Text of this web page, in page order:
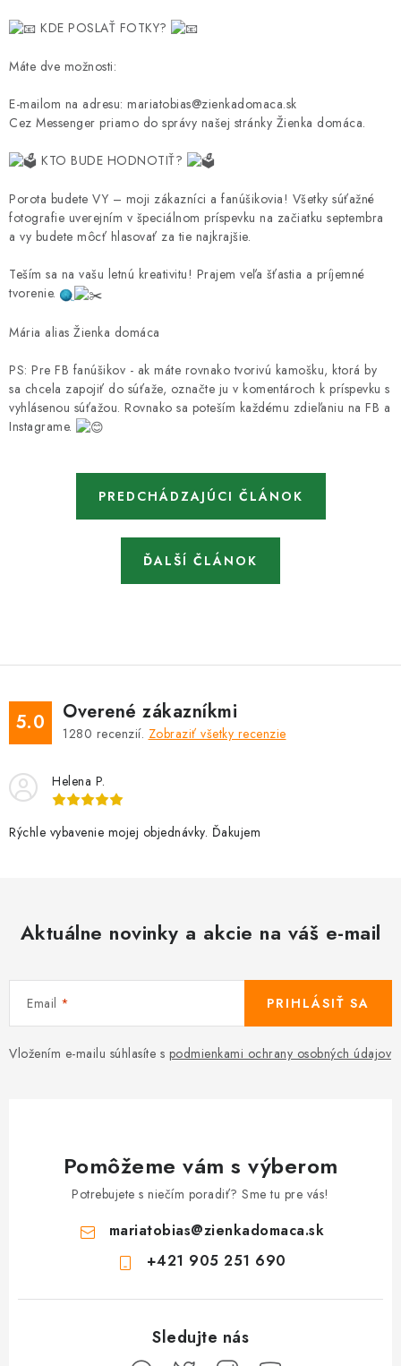
KDE POSLAŤ FOTKY?
Máte dve možnosti:
E-mailom na adresu: mariatobias@zienkadomaca.sk
Cez Messenger priamo do správy našej stránky Žienka domáca.
KTO BUDE HODNOTIŤ?
Porota budete VY – moji zákazníci a fanúšikovia! Všetky súťažné
fotografie uverejním v špeciálnom príspevku na začiatku septembra
a vy budete môcť hlasovať za tie najkrajšie.
Teším sa na vašu letnú kreativitu! Prajem veľa šťastia a príjemné
tvorenie.
Mária alias Žienka domáca
PS: Pre FB fanúšikov - ak máte rovnako tvorivú kamošku, ktorá by
sa chcela zapojiť do súťaže, označte ju v komentároch k príspevku s
vyhlásenou súťažou. Rovnako sa poteším každému zdieľaniu na FB a
Instagrame.
PREDCHÁDZAJÚCI ČLÁNOK
ĎALŠÍ ČLÁNOK
5.0 Overené zákazníkmi
1280 recenzií. Zobraziť všetky recenzie
Helena P.
Rýchle vybavenie mojej objednávky. Ďakujem
Aktuálne novinky a akcie na váš e-mail
Email
Vložením e-mailu súhlasíte s podmienkami ochrany osobných údajov
PRIHLÁSIŤ SA
Pomôžeme vám s výberom
Potrebujete s niečím poradiť? Sme tu pre vás!
mariatobias@zienkadomaca.sk
+421 905 251 690